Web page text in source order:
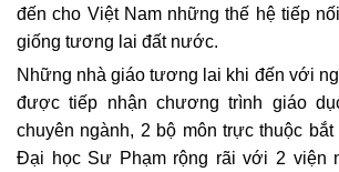
đến cho Việt Nam những thế hệ tiếp
giống tương lai đất nước.
Những nhà giáo tương lai khi đến với
được tiếp nhận chương trình giáo
chuyên ngành, 2 bộ môn trực thuộc
Đại học Sư Phạm rộng rãi với 2 viện